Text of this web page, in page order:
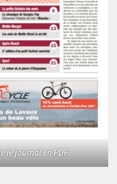
le journal en PDF